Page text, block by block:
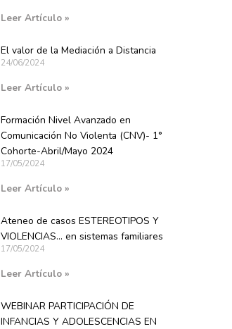
Leer Artículo »
El valor de la Mediación a Distancia
24/06/2024
Leer Artículo »
Formación Nivel Avanzado en
Comunicación No Violenta (CNV)- 1°
Cohorte-Abril/Mayo 2024
17/05/2024
Leer Artículo »
Ateneo de casos ESTEREOTIPOS Y
VIOLENCIAS… en sistemas familiares
17/05/2024
Leer Artículo »
WEBINAR PARTICIPACIÓN DE
INFANCIAS Y ADOLESCENCIAS EN